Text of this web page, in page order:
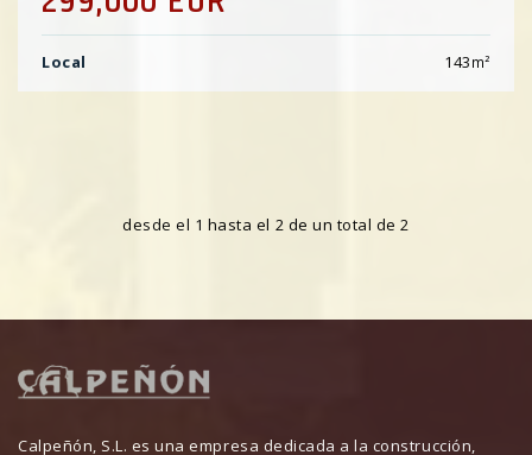
Local 143m²
desde el 1 hasta el 2 de un total de 2
Calpeñón, S.L. es una empresa dedicada a la construcción,